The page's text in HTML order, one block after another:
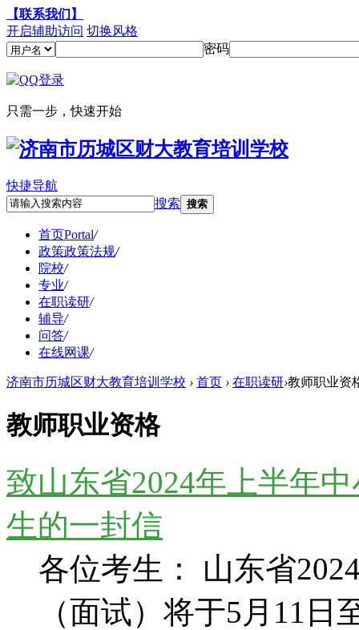
【联系我们】
开启辅助访问 切换风格
密码
只需一步，快速开始
快捷导航
搜索 搜索
首页Portal/
政策政策法规/
院校/
专业/
在职读研/
辅导/
问答/
在线网课/
济南市历城区财大教育培训学校 › 首页 › 在职读研›教师职业资
教师职业资格
致山东省2024年上半年
生的一封信
各位考生： 山东省
（面试）将于5月11